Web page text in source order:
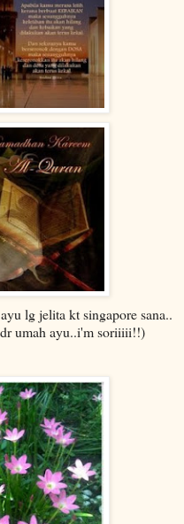
lg jelita kt singapore sana..
umah ayu..i'm soriiiii!!)